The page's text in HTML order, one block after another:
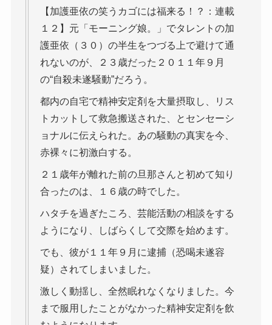
【加護亜依の笑うカゴには福来る！？：連載
１２】元「モーニング娘。」でタレントの加
護亜依（３０）の半生をつづる上で避けて通
れないのが、２３歳だった２０１１年９月
の“自殺未遂騒動”だろう。
都内の自宅で精神安定剤を大量摂取し、リス
トカットして救急搬送された、とセンセーシ
ョナルに伝えられた。あの騒動の真実を今、
赤裸々に初激白する。
２１歳年が離れた前の旦那さんと初めて知り
合ったのは、１６歳の時でした。
ハタチを過ぎたころ、芸能活動の相談をする
ようになり、しばらくして交際を始めます。
でも、彼が１１年９月に逮捕（恐喝未遂容
疑）されてしまいました。
激しく動揺し、全然眠れなくなりました。今
まで服用したことがなかった精神安定剤を飲